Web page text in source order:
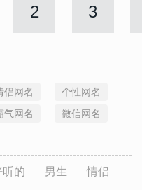
2 3
侣网名
个性网名
气网名
微信网名
听的 男生 情侣